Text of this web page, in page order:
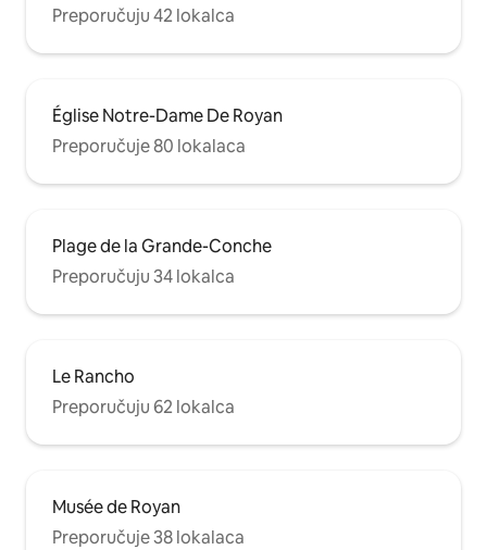
Preporučuju 42 lokalca
Église Notre-Dame De Royan
Preporučuje 80 lokalaca
Plage de la Grande-Conche
Preporučuju 34 lokalca
Le Rancho
Preporučuju 62 lokalca
Musée de Royan
Preporučuje 38 lokalaca